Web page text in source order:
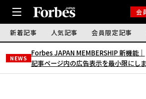
会
新着記事 人気記事 会員限定記事
NEWS
Forbes JAPAN MEMBERSHIP 新機能｜
記事ページ内の広告表示を最小限にし